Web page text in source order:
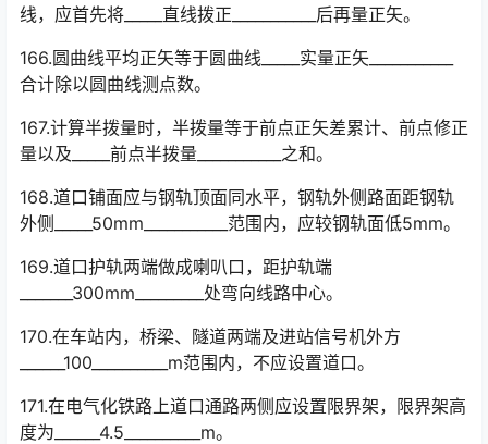
线，应首先将_____直线拨正___________后再量正矢。
166.圆曲线平均正矢等于圆曲线_____实量正矢___________
合计除以圆曲线测点数。
167.计算半拨量时，半拨量等于前点正矢差累计、前点修正
量以及_____前点半拨量___________之和。
168.道口铺面应与钢轨顶面同水平，钢轨外侧路面距钢轨
外侧_____50mm___________范围内，应较钢轨面低5mm。
169.道口护轨两端做成喇叭口，距护轨端
_______300mm_________处弯向线路中心。
170.在车站内，桥梁、隧道两端及进站信号机外方
______100__________m范围内，不应设置道口。
171.在电气化铁路上道口通路两侧应设置限界架，限界架高
度为______4.5__________m。